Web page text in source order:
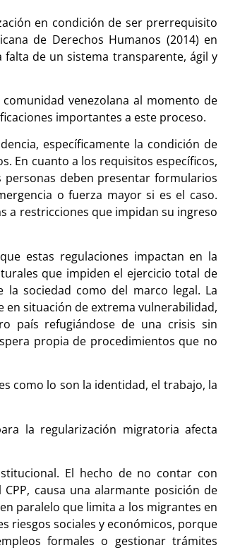
en condición de ser prerrequisito
de Derechos Humanos (2014) en
de un sistema transparente, ágil y
venezolana al momento de
importantes a este proceso.
específicamente la condición de
En cuanto a los requisitos específicos,
deben presentar formularios
o fuerza mayor si es el caso.
a restricciones que impidan su ingreso
estas regulaciones impactan en la
que impiden el ejercicio total de
la sociedad como del marco legal. La
en situación de extrema vulnerabilidad,
país refugiándose de una crisis sin
propia de procedimientos que no
como lo son la identidad, el trabajo, la
la regularización migratoria afecta
El hecho de no contar con
causa una alarmante posición de
paralelo que limita a los migrantes en
riesgos sociales y económicos, porque
formales o gestionar trámites